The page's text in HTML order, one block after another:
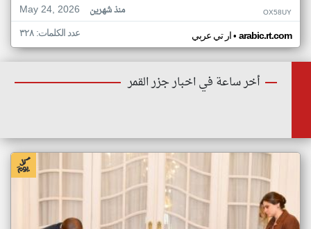
May 24, 2026
منذ شهرين OX58UY
ار تي عربي• arabic.rt.com عدد الكلمات: ٣٢٨
أخر ساعة في اخبار جزر القمر